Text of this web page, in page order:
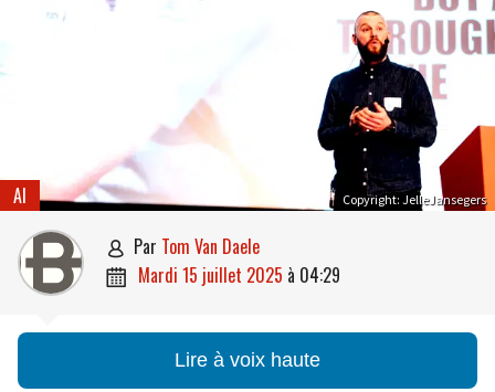
Copyright: JelleJansegers
AI
 par Tom Van Daele
 mardi 15 juillet 2025 à 04:29
Lire à voix haute